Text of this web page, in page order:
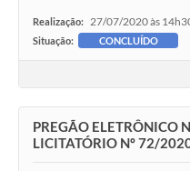
Realização: 27/07/2020 às
Situação: CONCLUÍDO
PREGÃO ELETRÔNICO
LICITATÓRIO Nº 72/